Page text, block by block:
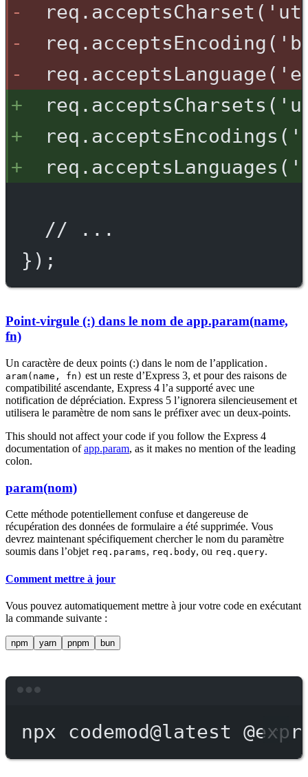
// ...
});
Point-virgule (:) dans le nom de app.param(name,
fn)
Un caractère de deux points (:) dans le nom de l’application .
aram(name, fn) est un reste d’Express 3, et pour des raisons de
compatibilité ascendante, Express 4 l’a supporté avec une
notification de dépréciation. Express 5 l’ignorera silencieusement et
utilisera le paramètre de nom sans le préfixer avec un deux-points.
This should not affect your code if you follow the Express 4
documentation ofapp.param, as it makes no mention of the leading
colon.
param(nom)
Cette méthode potentiellement confuse et dangereuse de
récupération des données de formulaire a été supprimée. Vous
devrez maintenant spécifiquement chercher le nom du paramètre
soumis dans l’objet req.params, req.body, ou req.query.
Comment mettre à jour
Vous pouvez automatiquement mettre à jour votre code en exécutant
la commande suivante :
npm yarn pnpm bun
npx codemod@latest